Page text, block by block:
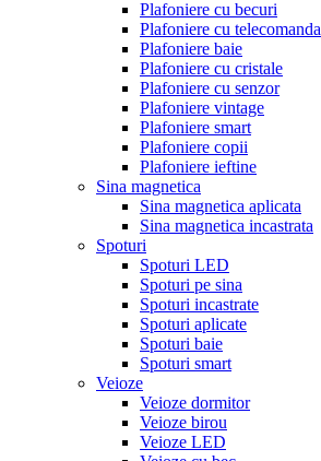
Plafoniere cu becuri
Plafoniere cu telecomanda
Plafoniere baie
Plafoniere cu cristale
Plafoniere cu senzor
Plafoniere vintage
Plafoniere smart
Plafoniere copii
Plafoniere ieftine
Sina magnetica
Sina magnetica aplicata
Sina magnetica incastrata
Spoturi
Spoturi LED
Spoturi pe sina
Spoturi incastrate
Spoturi aplicate
Spoturi baie
Spoturi smart
Veioze
Veioze dormitor
Veioze birou
Veioze LED